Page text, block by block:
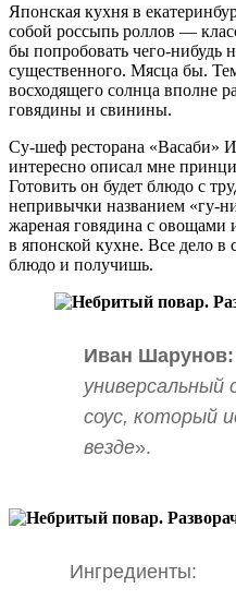
Японская кухня в
собой россыпь роллов —
бы попробовать чего-нибудь
существенного. Мясца бы.
восходящего солнца вполне
говядины и свинины.
Су-шеф ресторана «Васаби»
интересно описал мне
Готовить он будет блюдо с
непривычки названием «гу-
жареная говядина с овощами
в японской кухне. Все дело
блюдо и получишь.
Иван
соус, который
везде».
Ингредиенты: